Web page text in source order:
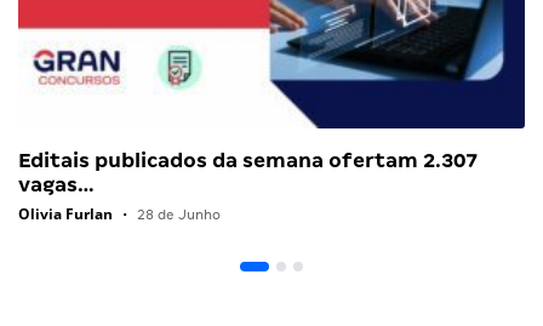
Editais publicados da semana ofertam 2.307
vagas…
Olivia Furlan • 28 de Junho